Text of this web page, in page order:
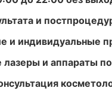
и
и индивидуальные
и аппараты